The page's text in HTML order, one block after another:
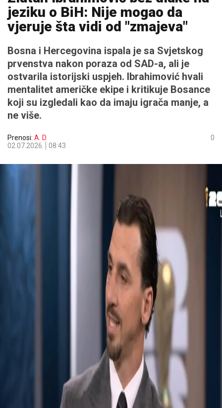
jeziku o BiH: Nije mogao da
vjeruje šta vidi od "zmajeva"
Bosna i Hercegovina ispala je sa Svjetskog
prvenstva nakon poraza od SAD-a, ali je
ostvarila istorijski uspjeh. Ibrahimović hvali
mentalitet američke ekipe i kritikuje Bosance
koji su izgledali kao da imaju igrača manje, a
ne više.
Prenosi: A. D.
02.07.2026.
08:43
0